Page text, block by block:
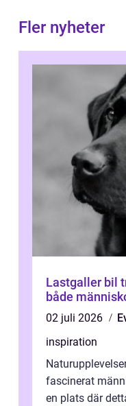
Fler nyheter
Lastgaller bil tryggare transport för
både
02 juli 2026
inspiration
fascinerat
en plats där